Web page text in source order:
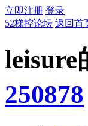
立即注册 登录
52梯控论坛 返回首
leisure
250878